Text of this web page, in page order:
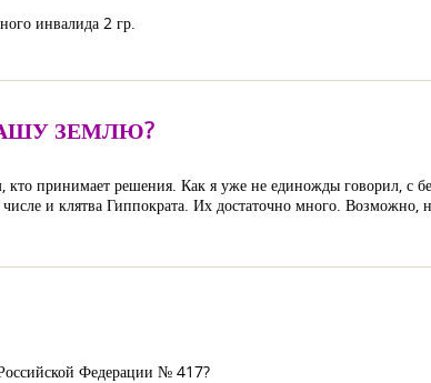
инвалида 2 гр.
ЗЕМЛЮ?
кто принимает решения. Как я уже не единожды говорил, с
и клятва Гиппократа. Их достаточно много. Возможно,
Федерации № 417?